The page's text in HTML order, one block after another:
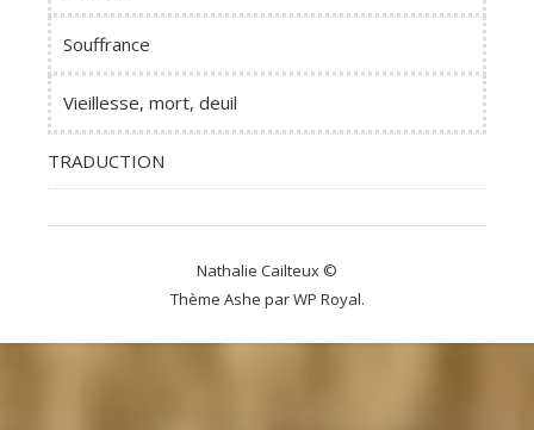
Souffrance
Vieillesse, mort, deuil
TRADUCTION
Nathalie Cailteux ©
Thème Ashe parWP Royal.